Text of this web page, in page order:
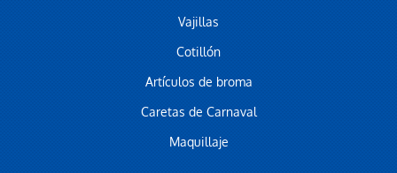
Vajillas
Cotillón
Artículos de broma
Caretas de Carnaval
Maquillaje